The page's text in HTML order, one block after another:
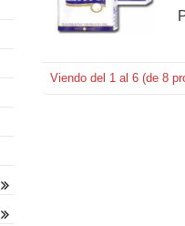
Viendo del 1 al 6 (de 8